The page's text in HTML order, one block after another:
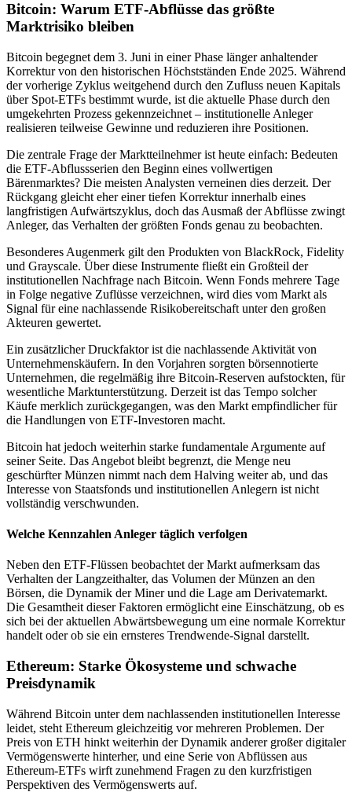
Bitcoin: Warum ETF-Abflüsse das größte
Marktrisiko bleiben
Bitcoin begegnet dem 3. Juni in einer Phase länger anhaltender
Korrektur von den historischen Höchstständen Ende 2025. Während
der vorherige Zyklus weitgehend durch den Zufluss neuen Kapitals
über Spot-ETFs bestimmt wurde, ist die aktuelle Phase durch den
umgekehrten Prozess gekennzeichnet – institutionelle Anleger
realisieren teilweise Gewinne und reduzieren ihre Positionen.
Die zentrale Frage der Marktteilnehmer ist heute einfach: Bedeuten
die ETF-Abflussserien den Beginn eines vollwertigen
Bärenmarktes? Die meisten Analysten verneinen dies derzeit. Der
Rückgang gleicht eher einer tiefen Korrektur innerhalb eines
langfristigen Aufwärtszyklus, doch das Ausmaß der Abflüsse zwingt
Anleger, das Verhalten der größten Fonds genau zu beobachten.
Besonderes Augenmerk gilt den Produkten von BlackRock, Fidelity
und Grayscale. Über diese Instrumente fließt ein Großteil der
institutionellen Nachfrage nach Bitcoin. Wenn Fonds mehrere Tage
in Folge negative Zuflüsse verzeichnen, wird dies vom Markt als
Signal für eine nachlassende Risikobereitschaft unter den großen
Akteuren gewertet.
Ein zusätzlicher Druckfaktor ist die nachlassende Aktivität von
Unternehmenskäufern. In den Vorjahren sorgten börsennotierte
Unternehmen, die regelmäßig ihre Bitcoin-Reserven aufstockten, für
wesentliche Marktunterstützung. Derzeit ist das Tempo solcher
Käufe merklich zurückgegangen, was den Markt empfindlicher für
die Handlungen von ETF-Investoren macht.
Bitcoin hat jedoch weiterhin starke fundamentale Argumente auf
seiner Seite. Das Angebot bleibt begrenzt, die Menge neu
geschürfter Münzen nimmt nach dem Halving weiter ab, und das
Interesse von Staatsfonds und institutionellen Anlegern ist nicht
vollständig verschwunden.
Welche Kennzahlen Anleger täglich verfolgen
Neben den ETF-Flüssen beobachtet der Markt aufmerksam das
Verhalten der Langzeithalter, das Volumen der Münzen an den
Börsen, die Dynamik der Miner und die Lage am Derivatemarkt.
Die Gesamtheit dieser Faktoren ermöglicht eine Einschätzung, ob es
sich bei der aktuellen Abwärtsbewegung um eine normale Korrektur
handelt oder ob sie ein ernsteres Trendwende-Signal darstellt.
Ethereum: Starke Ökosysteme und schwache
Preisdynamik
Während Bitcoin unter dem nachlassenden institutionellen Interesse
leidet, steht Ethereum gleichzeitig vor mehreren Problemen. Der
Preis von ETH hinkt weiterhin der Dynamik anderer großer digitaler
Vermögenswerte hinterher, und eine Serie von Abflüssen aus
Ethereum-ETFs wirft zunehmend Fragen zu den kurzfristigen
Perspektiven des Vermögenswerts auf.